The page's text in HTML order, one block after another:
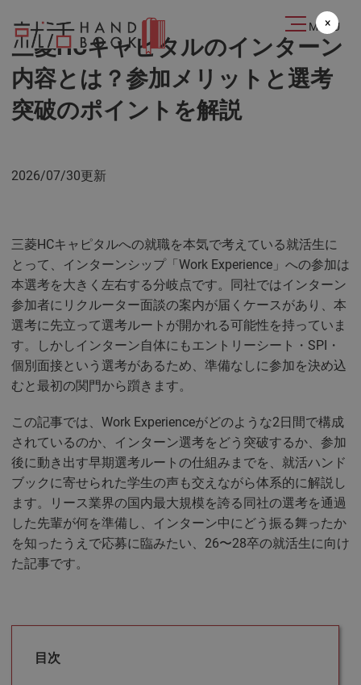
MENU
三菱HCキャピタルのインターン
内容とは？参加メリットと選考
突破のポイントを解説
2026/07/30更新
三菱HCキャピタルへの就職を本気で考えている就活生に
とって、インターンシップ「Work Experience」への参加は
本選考を大きく左右する分岐点です。同社ではインターン
参加者にリクルーター面談の案内が届くケースがあり、本
選考に先立って選考ルートが開かれる可能性を持っていま
す。しかしインターン自体にもエントリーシート・SPI・
個別面接という選考があるため、準備なしに参加を決め込
むと最初の関門から躓きます。
この記事では、Work Experienceがどのような2日間で構成
されているのか、インターン選考をどう突破するか、参加
後に動き出す早期選考ルートの仕組みまでを、就活ハンド
ブックに寄せられた学生の声も交えながら体系的に解説し
ます。リース業界の国内最大規模を誇る同社の選考を通過
した先輩が何を準備し、インターン中にどう振る舞ったか
を知ったうえで応募に臨みたい、26〜28卒の就活生に向け
た記事です。
目次
×